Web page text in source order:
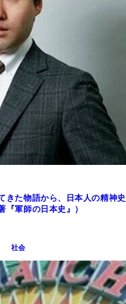
きた物語から、日本人の精神史
『軍師の日本史』）
社会